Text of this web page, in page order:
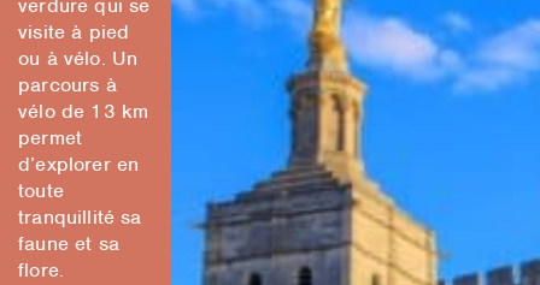
verdure qui se
visite à pied
ou à vélo. Un
parcours à
vélo de 13 km
permet
d’explorer en
toute
tranquillité sa
faune et sa
flore.